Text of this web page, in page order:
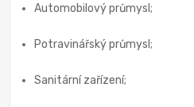
Automobilový průmysl;
Potravinářský průmysl;
Sanitární zařízení;